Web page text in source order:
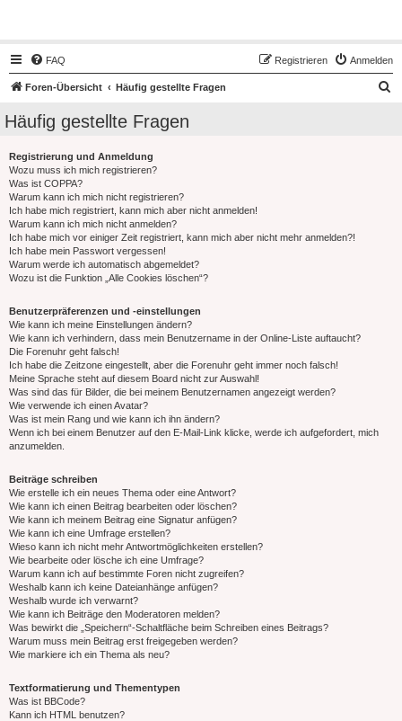
FAQ Anmelden
Registrieren
Foren-Übersicht Häufig gestellte Fragen
Häufig gestellte Fragen
Registrierung und Anmeldung
Wozu muss ich mich registrieren?
Was ist COPPA?
Warum kann ich mich nicht registrieren?
Ich habe mich registriert, kann mich aber nicht anmelden!
Warum kann ich mich nicht anmelden?
Ich habe mich vor einiger Zeit registriert, kann mich aber nicht mehr anmelden?!
Ich habe mein Passwort vergessen!
Warum werde ich automatisch abgemeldet?
Wozu ist die Funktion „Alle Cookies löschen“?
Benutzerpräferenzen und -einstellungen
Wie kann ich meine Einstellungen ändern?
Wie kann ich verhindern, dass mein Benutzername in der Online-Liste auftaucht?
Die Forenuhr geht falsch!
Ich habe die Zeitzone eingestellt, aber die Forenuhr geht immer noch falsch!
Meine Sprache steht auf diesem Board nicht zur Auswahl!
Was sind das für Bilder, die bei meinem Benutzernamen angezeigt werden?
Wie verwende ich einen Avatar?
Was ist mein Rang und wie kann ich ihn ändern?
Wenn ich bei einem Benutzer auf den E-Mail-Link klicke, werde ich aufgefordert, mich
anzumelden.
Beiträge schreiben
Wie erstelle ich ein neues Thema oder eine Antwort?
Wie kann ich einen Beitrag bearbeiten oder löschen?
Wie kann ich meinem Beitrag eine Signatur anfügen?
Wie kann ich eine Umfrage erstellen?
Wieso kann ich nicht mehr Antwortmöglichkeiten erstellen?
Wie bearbeite oder lösche ich eine Umfrage?
Warum kann ich auf bestimmte Foren nicht zugreifen?
Weshalb kann ich keine Dateianhänge anfügen?
Weshalb wurde ich verwarnt?
Wie kann ich Beiträge den Moderatoren melden?
Was bewirkt die „Speichern“-Schaltfläche beim Schreiben eines Beitrags?
Warum muss mein Beitrag erst freigegeben werden?
Wie markiere ich ein Thema als neu?
Textformatierung und Thementypen
Was ist BBCode?
Kann ich HTML benutzen?